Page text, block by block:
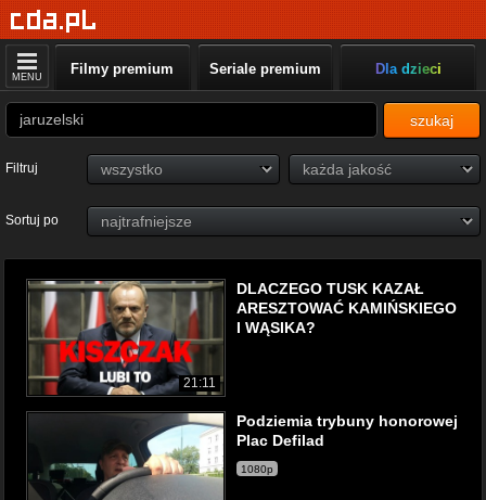
MENU Filmy premium Seriale premium Dla dzieci
szukaj
Filtruj
Sortuj po
21:11
DLACZEGO TUSK KAZAŁ
ARESZTOWAĆ KAMIŃSKIEGO
I WĄSIKA?
Podziemia trybuny honorowej
Plac Defilad
1080p